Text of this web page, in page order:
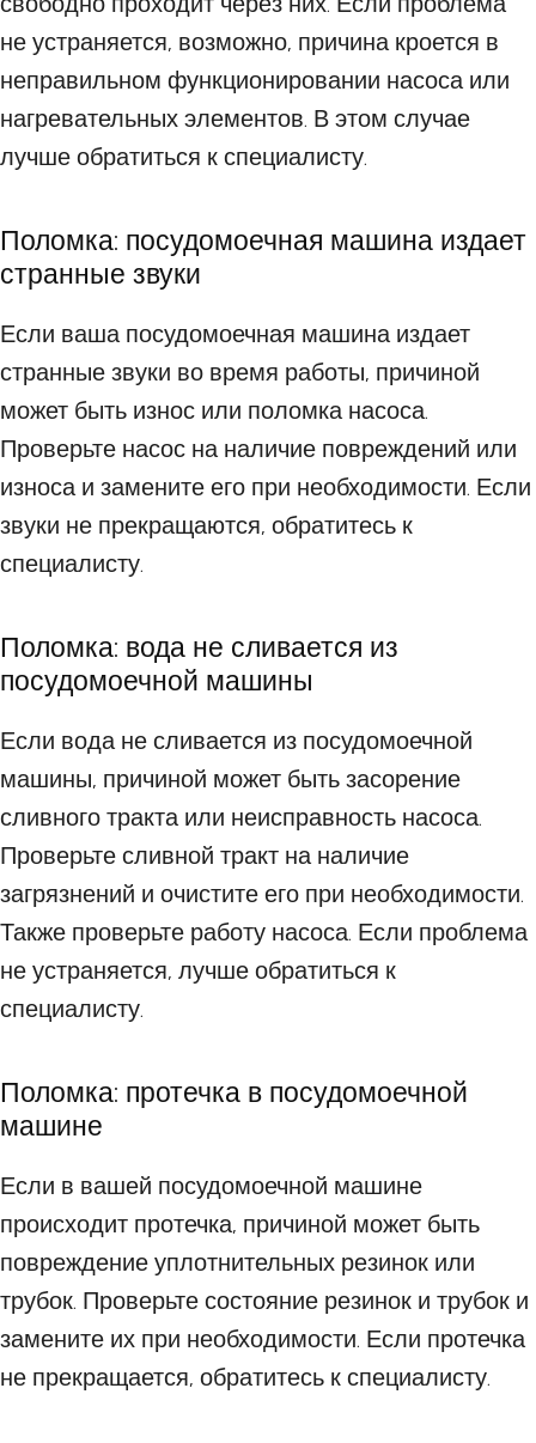
не устраняется, возможно, причина кроется в
неправильном функционировании насоса или
нагревательных элементов. В этом случае
лучше обратиться к специалисту.
Поломка: посудомоечная машина издает
странные звуки
Если ваша посудомоечная машина издает
странные звуки во время работы, причиной
может быть износ или поломка насоса.
Проверьте насос на наличие повреждений или
износа и замените его при необходимости. Если
звуки не прекращаются, обратитесь к
специалисту.
Поломка: вода не сливается из
посудомоечной машины
Если вода не сливается из посудомоечной
машины, причиной может быть засорение
сливного тракта или неисправность насоса.
Проверьте сливной тракт на наличие
загрязнений и очистите его при необходимости.
Также проверьте работу насоса. Если проблема
не устраняется, лучше обратиться к
специалисту.
Поломка: протечка в посудомоечной
машине
Если в вашей посудомоечной машине
происходит протечка, причиной может быть
повреждение уплотнительных резинок или
трубок. Проверьте состояние резинок и трубок и
замените их при необходимости. Если протечка
не прекращается, обратитесь к специалисту.